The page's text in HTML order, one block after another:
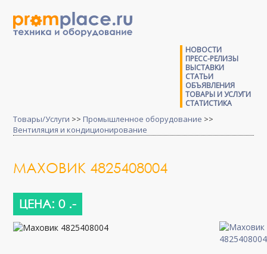
НОВОСТИ
ПРЕСС-РЕЛИЗЫ
ВЫСТАВКИ
СТАТЬИ
ОБЪЯВЛЕНИЯ
ТОВАРЫ И УСЛУГИ
СТАТИСТИКА
Товары/Услуги >> Промышленное оборудование >>
Вентиляция и кондиционирование
МАХОВИК 4825408004
ЦЕНА: 0 .-